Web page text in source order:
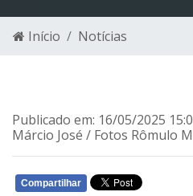
Início Notícias
Publicado em: 16/05/2025
Márcio José / Fotos Rômulo
Compartilhar